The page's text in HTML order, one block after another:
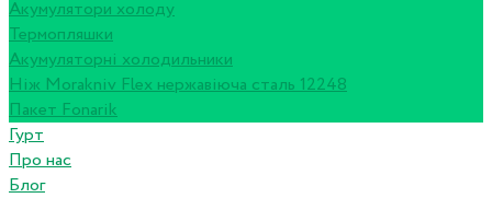
Акумулятори холоду
Термопляшки
Акумуляторні холодильники
Ніж Morakniv Flex нержавіюча сталь 12248
Пакет Fonarik
Гурт
Про нас
Блог